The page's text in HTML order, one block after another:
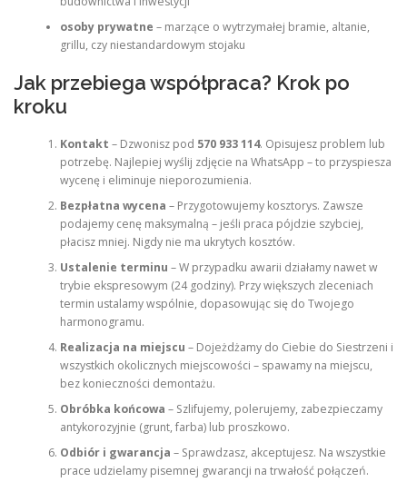
osoby prywatne – marzące o wytrzymałej bramie, altanie,
grillu, czy niestandardowym stojaku
Jak przebiega współpraca? Krok po
kroku
Kontakt – Dzwonisz pod 570 933 114. Opisujesz problem lub
potrzebę. Najlepiej wyślij zdjęcie na WhatsApp – to przyspiesza
wycenę i eliminuje nieporozumienia.
Bezpłatna wycena – Przygotowujemy kosztorys. Zawsze
podajemy cenę maksymalną – jeśli praca pójdzie szybciej,
płacisz mniej. Nigdy nie ma ukrytych kosztów.
Ustalenie terminu – W przypadku awarii działamy nawet w
trybie ekspresowym (24 godziny). Przy większych zleceniach
termin ustalamy wspólnie, dopasowując się do Twojego
harmonogramu.
Realizacja na miejscu – Dojeżdżamy do Ciebie do Siestrzeni i
wszystkich okolicznych miejscowości – spawamy na miejscu,
bez konieczności demontażu.
Obróbka końcowa – Szlifujemy, polerujemy, zabezpieczamy
antykorozyjnie (grunt, farba) lub proszkowo.
Odbiór i gwarancja – Sprawdzasz, akceptujesz. Na wszystkie
prace udzielamy pisemnej gwarancji na trwałość połączeń.